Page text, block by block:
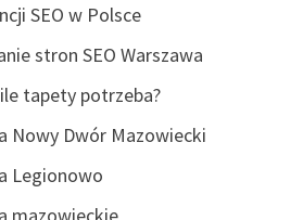
SEO w Polsce
stron SEO Warszawa
tapety potrzeba?
Nowy Dwór Mazowiecki
Legionowo